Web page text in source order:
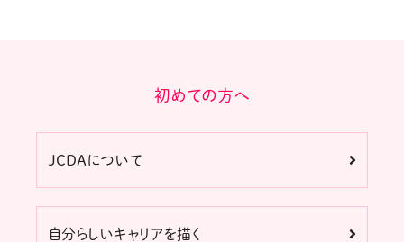
初めての方へ
JCDAについて
自分らしいキャリアを描く